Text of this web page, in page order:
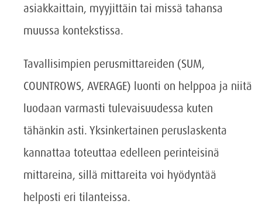
asiakkaittain, myyjittäin tai missä tahansa
muussa kontekstissa.
Tavallisimpien perusmittareiden (SUM,
COUNTROWS, AVERAGE) luonti on helppoa ja niitä
luodaan varmasti tulevaisuudessa kuten
tähänkin asti. Yksinkertainen peruslaskenta
kannattaa toteuttaa edelleen perinteisinä
mittareina, sillä mittareita voi hyödyntää
helposti eri tilanteissa.